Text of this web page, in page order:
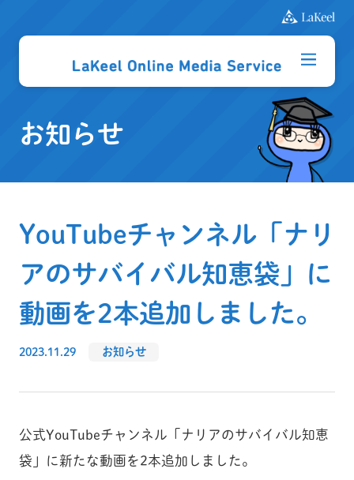
お知らせ
YouTubeチャンネル「ナリ
アのサバイバル知恵袋」に
動画を2本追加しました。
2023.11.29 お知らせ
公式YouTubeチャンネル「ナリアのサバイバル知恵
袋」に新たな動画を2本追加しました。